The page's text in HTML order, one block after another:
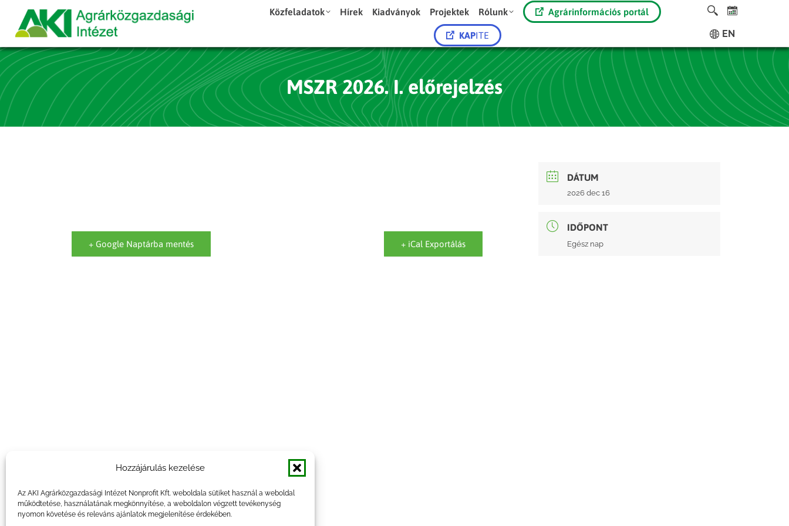
Hozzájárulás kezelése
Az AKI Agrárközgazdasági Intézet Nonprofit Kft. weboldala sütiket használ a weboldal
működtetése, használatának megkönnyítése, a weboldalon végzett tevékenység
nyomon követése és releváns ajánlatok megjelenítése érdekében.
Közfeladatok Hírek Kiadványok Projektek Rólunk Agrárinformációs portál
KAPITE EN
MSZR 2026. I. előrejelzés
+ Google Naptárba mentés + iCal Exportálás
DÁTUM
2026 dec 16
IDŐPONT
Egész nap